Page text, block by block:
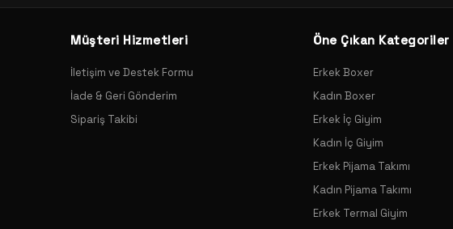
Müşteri Hizmetleri
İletişim ve Destek Formu
İade & Geri Gönderim
Sipariş Takibi
Öne Çıkan Kategoriler
Erkek Boxer
Kadın Boxer
Erkek İç Giyim
Kadın İç Giyim
Erkek Pijama Takımı
Kadın Pijama Takımı
Erkek Termal Giyim